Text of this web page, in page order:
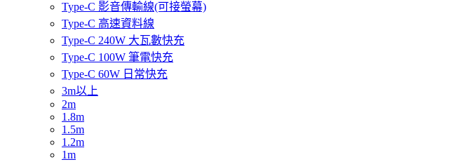
Type-C 影音傳輸線(可接螢幕)
Type-C 高速資料線
Type-C 240W 大瓦數快充
Type-C 100W 筆電快充
Type-C 60W 日常快充
3m以上
2m
1.8m
1.5m
1.2m
1m